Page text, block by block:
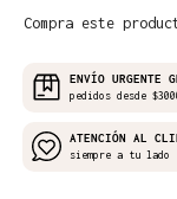
Compra este
ENVÍO URGENTE
pedidos desde
ATENCIÓN AL
siempre a tu lado